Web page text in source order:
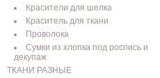
Красители для шелка
Краситель для ткани
Проволока
Сумки из хлопка под роспись и
декупаж
ТКАНИ РАЗНЫЕ